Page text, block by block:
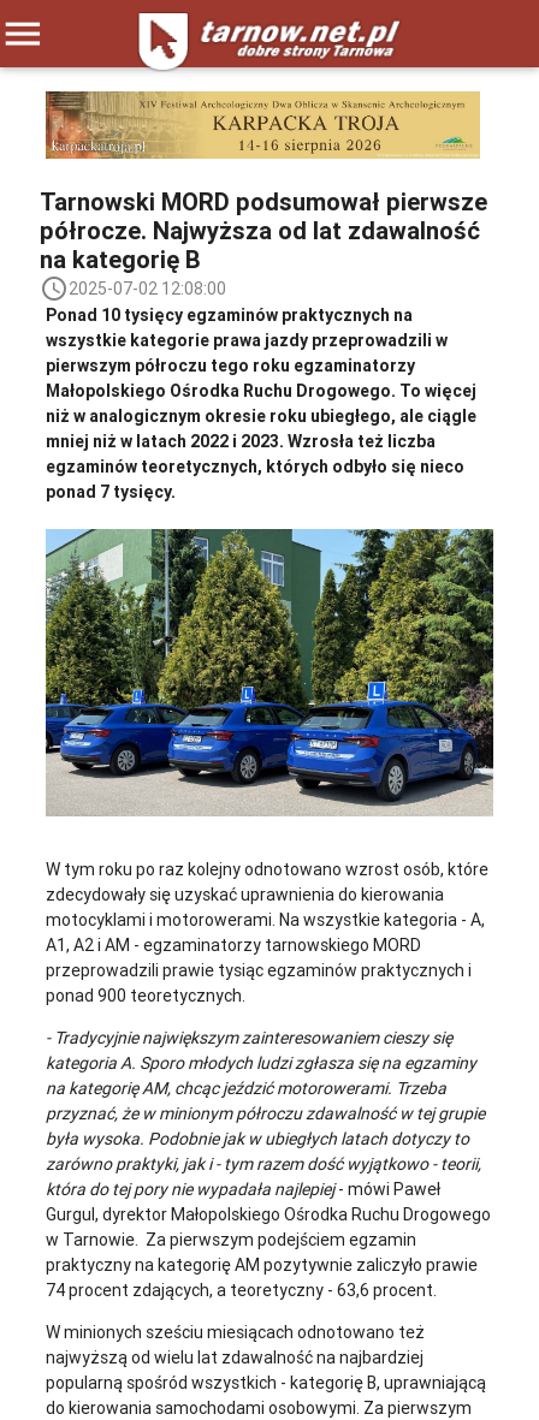
menu
Tarnowski MORD podsumował pierwsze
półrocze. Najwyższa od lat zdawalność
na kategorię B
access_time2025-07-02 12:08:00
Ponad 10 tysięcy egzaminów praktycznych na
wszystkie kategorie prawa jazdy przeprowadzili w
pierwszym półroczu tego roku egzaminatorzy
Małopolskiego Ośrodka Ruchu Drogowego. To więcej
niż w analogicznym okresie roku ubiegłego, ale ciągle
mniej niż w latach 2022 i 2023. Wzrosła też liczba
egzaminów teoretycznych, których odbyło się nieco
ponad 7 tysięcy.
W tym roku po raz kolejny odnotowano wzrost osób, które
zdecydowały się uzyskać uprawnienia do kierowania
motocyklami i motorowerami. Na wszystkie kategoria - A,
A1, A2 i AM - egzaminatorzy tarnowskiego MORD
przeprowadzili prawie tysiąc egzaminów praktycznych i
ponad 900 teoretycznych.
- Tradycyjnie największym zainteresowaniem cieszy się
kategoria A. Sporo młodych ludzi zgłasza się na egzaminy
na kategorię AM, chcąc jeździć motorowerami. Trzeba
przyznać, że w minionym półroczu zdawalność w tej grupie
była wysoka. Podobnie jak w ubiegłych latach dotyczy to
zarówno praktyki, jak i - tym razem dość wyjątkowo - teorii,
która do tej pory nie wypadała najlepiej- mówi Paweł
Gurgul, dyrektor Małopolskiego Ośrodka Ruchu Drogowego
w Tarnowie. Za pierwszym podejściem egzamin
praktyczny na kategorię AM pozytywnie zaliczyło prawie
74 procent zdających, a teoretyczny - 63,6 procent.
W minionych sześciu miesiącach odnotowano też
najwyższą od wielu lat zdawalność na najbardziej
popularną spośród wszystkich - kategorię B, uprawniającą
do kierowania samochodami osobowymi. Za pierwszym